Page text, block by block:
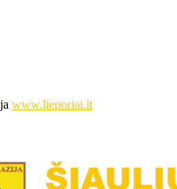
www.lieporiai.lt